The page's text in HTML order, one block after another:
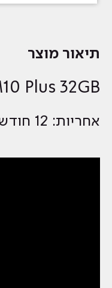
תיאור מוצר
Plus 32GB
אחריות: 12 חודשים ALL In Cell